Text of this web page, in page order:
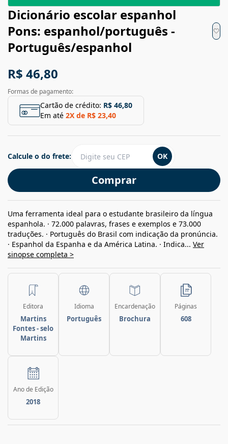
Dicionário escolar espanhol
Pons: espanhol/português -
Português/espanhol
R$ 46,80
Formas de pagamento:
Cartão de crédito: R$ 46,80
Em até 2X de R$ 23,40
Comprar
Calcule o do frete: OK
Uma ferramenta ideal para o estudante brasileiro da língua
espanhola. · 72.000 palavras, frases e exemplos e 73.000
traduções. · Português do Brasil com indicação da pronúncia.
· Espanhol da Espanha e da América Latina. · Indica... Ver
sinopse completa >
Editora
Martins
Fontes - selo
Martins
Idioma
Português
Encardenação
Brochura
Páginas
608
Ano de Edição
2018